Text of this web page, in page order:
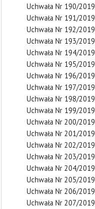
Uchwała Nr 190/2019
Uchwała Nr 191/2019
Uchwała Nr 192/2019
Uchwała Nr 193/2019
Uchwała Nr 194/2019
Uchwała Nr 195/2019
Uchwała Nr 196/2019
Uchwała Nr 197/2019
Uchwała Nr 198/2019
Uchwała Nr 199/2019
Uchwała Nr 200/2019
Uchwała Nr 201/2019
Uchwała Nr 202/2019
Uchwała Nr 203/2019
Uchwała Nr 204/2019
Uchwała Nr 205/2019
Uchwała Nr 206/2019
Uchwała Nr 207/2019